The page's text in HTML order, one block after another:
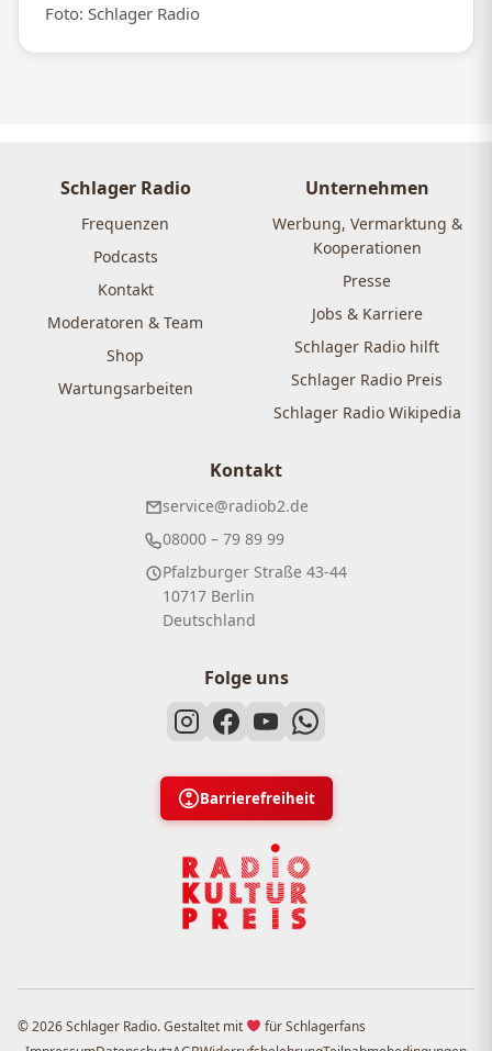
Foto: Schlager Radio
Schlager Radio
Frequenzen
Podcasts
Kontakt
Moderatoren & Team
Shop
Wartungsarbeiten
Unternehmen
Werbung, Vermarktung &
Kooperationen
Presse
Jobs & Karriere
Schlager Radio hilft
Schlager Radio Preis
Schlager Radio Wikipedia
Kontakt
service@radiob2.de
08000 – 79 89 99
Pfalzburger Straße 43-44
10717 Berlin
Deutschland
Folge uns
Barrierefreiheit
© 2026 Schlager Radio. Gestaltet mit
für Schlagerfans